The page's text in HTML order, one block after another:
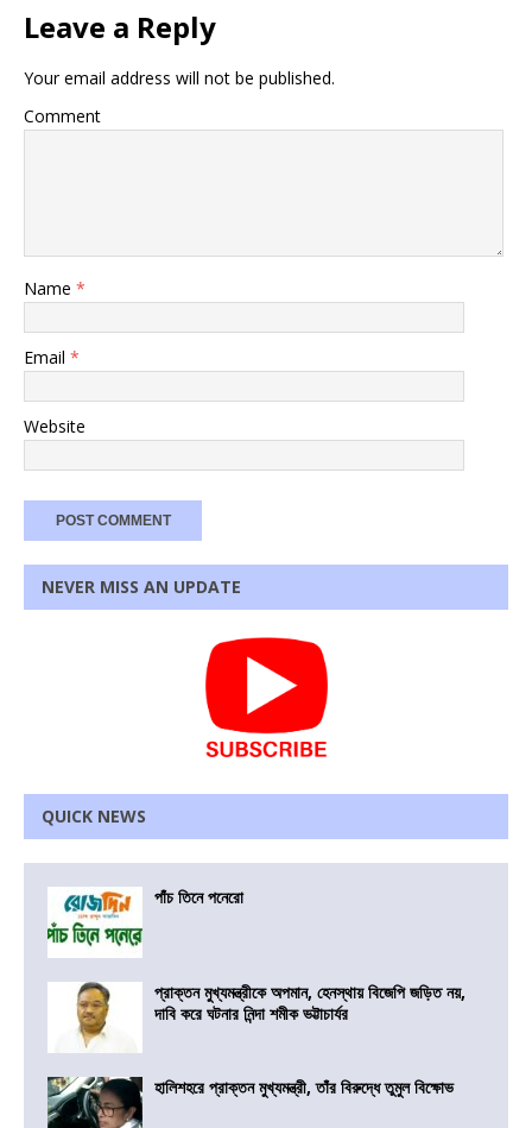
Leave a Reply
Your email address will not be published.
Comment
Name *
Email *
Website
NEVER MISS AN UPDATE
QUICK NEWS
পাঁচ তিনে পনেরো
প্রাক্তন মুখ্যমন্ত্রীকে অপমান, হেনস্থায় বিজেপি জড়িত নয়,
দাবি করে ঘটনার নিন্দা শমীক ভট্টাচার্যর
হালিশহরে প্রাক্তন মুখ্যমন্ত্রী, তাঁর বিরুদ্ধে তুমুল বিক্ষোভ